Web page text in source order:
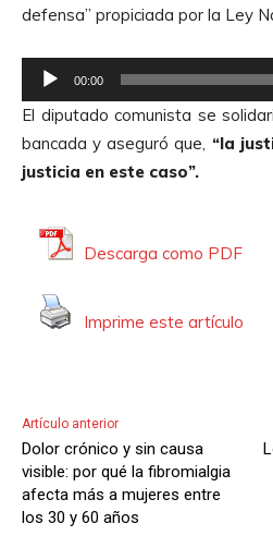
o
u
c
o
r
d
defensa” propiciada por la Ley
e
p
r
o
A
u
d
i
00:00
El diputado comunista se
bancada y aseguró que, “la
justicia en este caso”.
Descarga como PDF
Imprime este artículo
Artículo anterior
Dolor crónico y sin causa
visible: por qué la fibromialgia
afecta más a mujeres entre
los 30 y 60 años